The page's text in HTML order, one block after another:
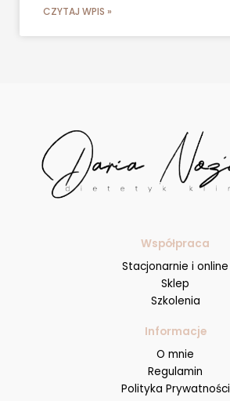
CZYTAJ WPIS »
Współpraca
Stacjonarnie i online
Sklep
Szkolenia
Informacje
O mnie
Regulamin
Polityka Prywatności